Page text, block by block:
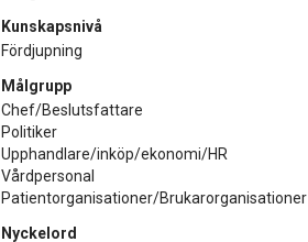
Kunskapsnivå
Fördjupning
Målgrupp
Chef/Beslutsfattare
Politiker
Upphandlare/inköp/ekonomi/HR
Vårdpersonal
Patientorganisationer/Brukarorganisationer
Nyckelord